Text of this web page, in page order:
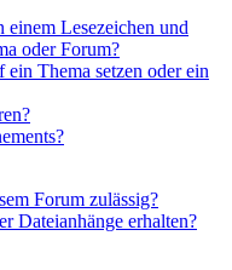
einem Lesezeichen und
oder Forum?
Thema setzen oder ein
Forum zulässig?
Dateianhänge erhalten?